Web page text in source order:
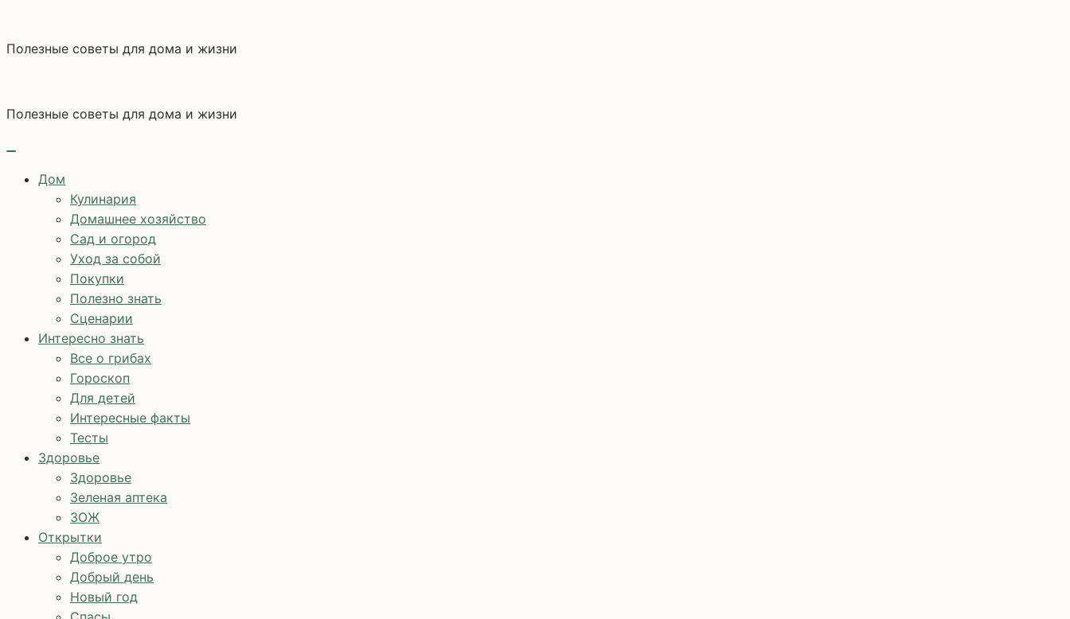
содержимому
Полезные советы для дома и жизни
Полезные советы для дома и жизни
Дом
Кулинария
Домашнее хозяйство
Сад и огород
Уход за собой
Покупки
Полезно знать
Сценарии
Интересно знать
Все о грибах
Гороскоп
Для детей
Интересные факты
Тесты
Здоровье
Здоровье
Зеленая аптека
ЗОЖ
Открытки
Доброе утро
Добрый день
Новый год